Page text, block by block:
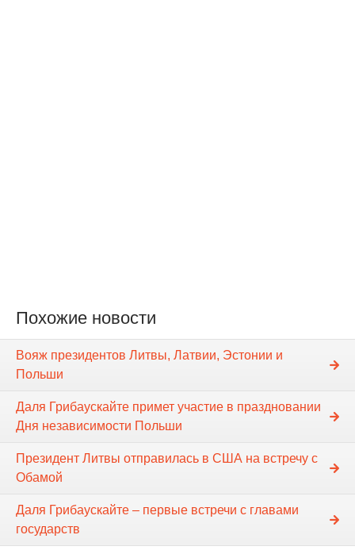
Похожие новости
Вояж президентов Литвы, Латвии, Эстонии и
Польши
Даля Грибаускайте примет участие в праздновании
Дня независимости Польши
Президент Литвы отправилась в США на встречу с
Обамой
Даля Грибаускайте – первые встречи с главами
государств